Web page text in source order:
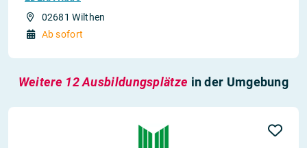
02681 Wilthen
Ab sofort
Weitere 12 Ausbildungsplätze in der Umgebung